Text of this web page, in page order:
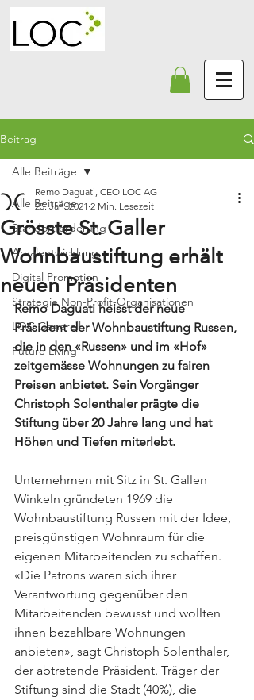
Beitrag
Alle Beiträge
Standortförderung
Arealentwicklung
Digital Promotion
Strategie Non-Profit-Organisationen
LOC Generell
Future Living
Alle Beiträge
Grösste St. Galler
Wohnbaustiftung erhält
neuen Präsidenten
Remo Daguati, CEO LOC AG
25. Jan. 2021 2 Min. Lesezeit
Remo Daguati heisst der neue
Präsident der Wohnbaustiftung Russen,
die in den «Russen» und im «Hof»
zeitgemässe Wohnungen zu fairen
Preisen anbietet. Sein Vorgänger
Christoph Solenthaler prägte die
Stiftung über 20 Jahre lang und hat
Höhen und Tiefen miterlebt.
Unternehmen mit Sitz in St. Gallen
Winkeln gründeten 1969 die
Wohnbaustiftung Russen mit der Idee,
preisgünstigen Wohnraum für die
eigenen Mitarbeitenden zu schaffen.
«Die Patrons waren sich ihrer
Verantwortung gegenüber den
Mitarbeitenden bewusst und wollten
ihnen bezahlbare Wohnungen
anbieten», sagt Christoph Solenthaler,
der abtretende Präsident. Träger der
Stiftung sind die Stadt (40%), die